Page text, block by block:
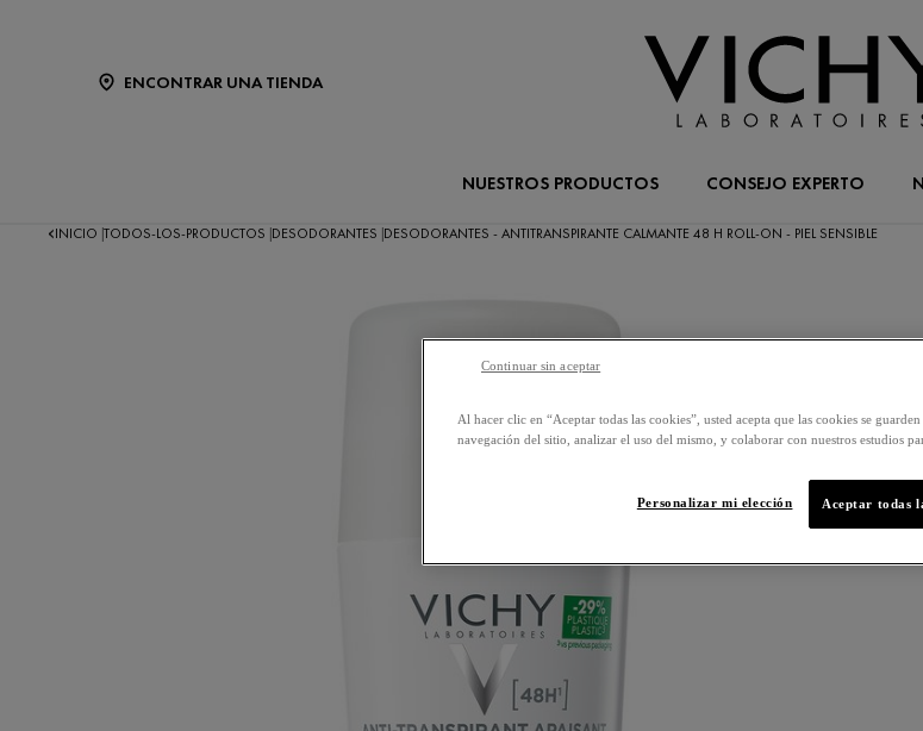
ENCONTRAR UNA TIENDA
NUESTROS PRODUCTOS CONSEJO EXPERTO
INICIO TODOS-LOS-PRODUCTOS DESODORANTES DESODORANTES - ANTITRANSPIRANTE CALMANTE 48 H ROLL-ON - PIEL SENSIBLE
Al hacer clic en “Aceptar todas las cookies”, usted acepta que las cookies se
navegación del sitio, analizar el uso del mismo, y colaborar con nuestros estudios
Aceptar todas
Personalizar mi elección
Continuar sin aceptar